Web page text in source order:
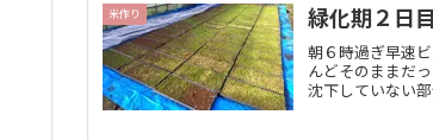
米作り 緑化期２日目
朝６時過ぎ早速
んどそのままだ
沈下していない